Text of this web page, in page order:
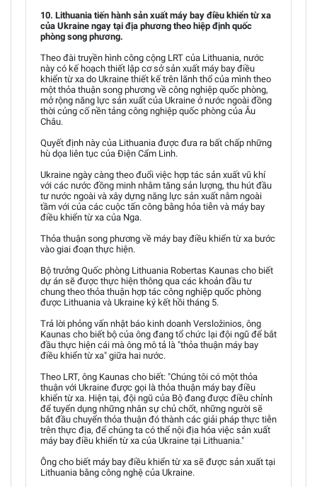
10. Lithuania tiến hành sản xuất máy bay điều khiển từ xa
của Ukraine ngay tại địa phương theo hiệp định quốc
phòng song phương.
Theo đài truyền hình công cộng LRT của Lithuania, nước
này có kế hoạch thiết lập cơ sở sản xuất máy bay điều
khiển từ xa do Ukraine thiết kế trên lãnh thổ của mình theo
một thỏa thuận song phương về công nghiệp quốc phòng,
mở rộng năng lực sản xuất của Ukraine ở nước ngoài đồng
thời củng cố nền tảng công nghiệp quốc phòng của Âu
Châu.
Quyết định này của Lithuania được đưa ra bất chấp những
hù dọa liên tục của Điện Cẩm Linh.
Ukraine ngày càng theo đuổi việc hợp tác sản xuất vũ khí
với các nước đồng minh nhằm tăng sản lượng, thu hút đầu
tư nước ngoài và xây dựng năng lực sản xuất nằm ngoài
tầm với của các cuộc tấn công bằng hỏa tiễn và máy bay
điều khiển từ xa của Nga.
Thỏa thuận song phương về máy bay điều khiển từ xa bước
vào giai đoạn thực hiện.
Bộ trưởng Quốc phòng Lithuania Robertas Kaunas cho biết
dự án sẽ được thực hiện thông qua các khoản đầu tư
chung theo thỏa thuận hợp tác công nghiệp quốc phòng
được Lithuania và Ukraine ký kết hồi tháng 5.
Trả lời phỏng vấn nhật báo kinh doanh Versložinios, ông
Kaunas cho biết bộ của ông đang tổ chức lại đội ngũ để bắt
đầu thực hiện cái mà ông mô tả là "thỏa thuận máy bay
điều khiển từ xa" giữa hai nước.
Theo LRT, ông Kaunas cho biết: "Chúng tôi có một thỏa
thuận với Ukraine được gọi là thỏa thuận máy bay điều
khiển từ xa. Hiện tại, đội ngũ của Bộ đang được điều chỉnh
để tuyển dụng những nhân sự chủ chốt, những người sẽ
bắt đầu chuyển thỏa thuận đó thành các giải pháp thực tiễn
trên thực địa, để chúng ta có thể nội địa hóa việc sản xuất
máy bay điều khiển từ xa của Ukraine tại Lithuania."
Ông cho biết máy bay điều khiển từ xa sẽ được sản xuất tại
Lithuania bằng công nghệ của Ukraine.